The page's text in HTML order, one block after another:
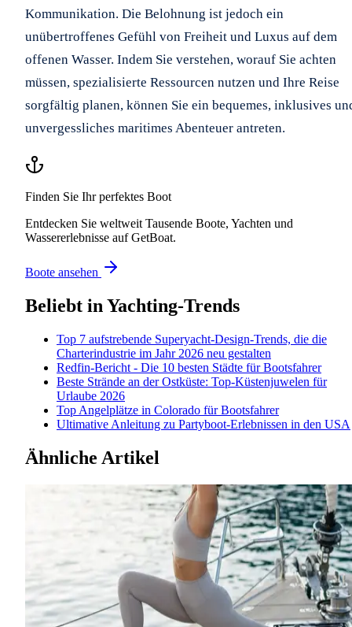
Kommunikation. Die Belohnung ist jedoch ein
unübertroffenes Gefühl von Freiheit und Luxus auf dem
offenen Wasser. Indem Sie verstehen, worauf Sie achten
müssen, spezialisierte Ressourcen nutzen und Ihre Reise
sorgfältig planen, können Sie ein bequemes, inklusives
unvergessliches maritimes Abenteuer antreten.
Finden Sie Ihr perfektes Boot
Entdecken Sie weltweit Tausende Boote, Yachten und
Wassererlebnisse auf GetBoat.
Boote ansehen
Beliebt in Yachting-Trends
Top 7 aufstrebende Superyacht-Design-Trends, die die
Charterindustrie im Jahr 2026 neu gestalten
Redfin-Bericht - Die 10 besten Städte für Bootsfahrer
Beste Strände an der Ostküste: Top-Küstenjuwelen für
Urlaube 2026
Top Angelplätze in Colorado für Bootsfahrer
Ultimative Anleitung zu Partyboot-Erlebnissen in den USA
Ähnliche Artikel